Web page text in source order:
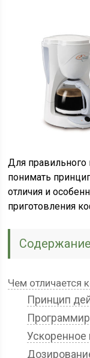
Для правильного
понимать
отличия и
приготовления
Содержание
Чем отличается
Принцип
Ускоренное